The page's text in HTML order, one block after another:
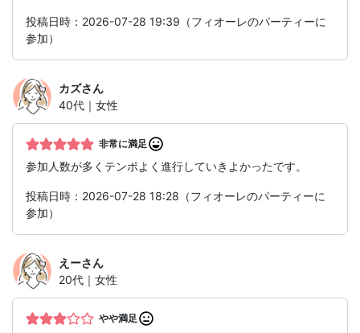
投稿日時：2026-07-28 19:39（フィオーレのパーティーに
参加）
カズさん
40代｜女性
非常に満足
参加人数が多くテンポよく進行していきよかったです。
投稿日時：2026-07-28 18:28（フィオーレのパーティーに
参加）
えーさん
20代｜女性
やや満足